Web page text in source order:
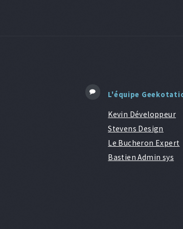
L'équipe
Kevin Développeur
Stevens Design
Le Bucheron Expert
Bastien Admin sys